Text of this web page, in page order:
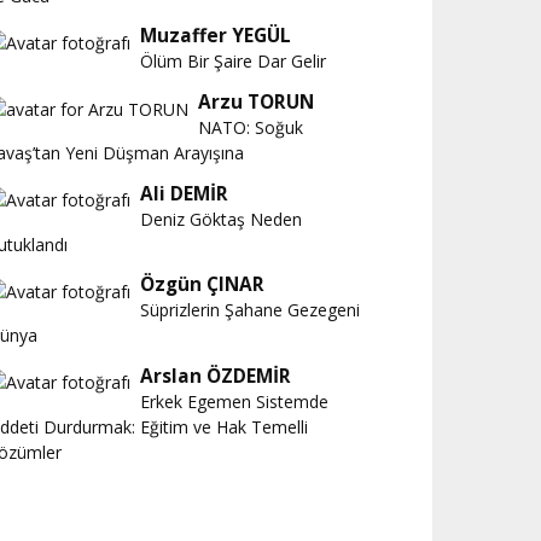
Muzaffer YEGÜL
Ölüm Bir Şaire Dar Gelir
Arzu TORUN
NATO: Soğuk
Yeni Düşman Arayışına
Ali DEMİR
Deniz Göktaş Neden
Özgün ÇINAR
Süprizlerin Şahane Gezegeni
Arslan ÖZDEMİR
Erkek Egemen Sistemde
Durdurmak: Eğitim ve Hak Temelli